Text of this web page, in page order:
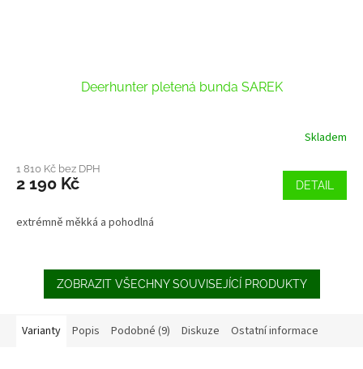
Deerhunter pletená bunda SAREK
Skladem
1 810 Kč bez DPH
2 190 Kč DETAIL
extrémně měkká a pohodlná
ZOBRAZIT VŠECHNY SOUVISEJÍCÍ PRODUKTY
Varianty Popis Podobné (9) Diskuze Ostatní informace